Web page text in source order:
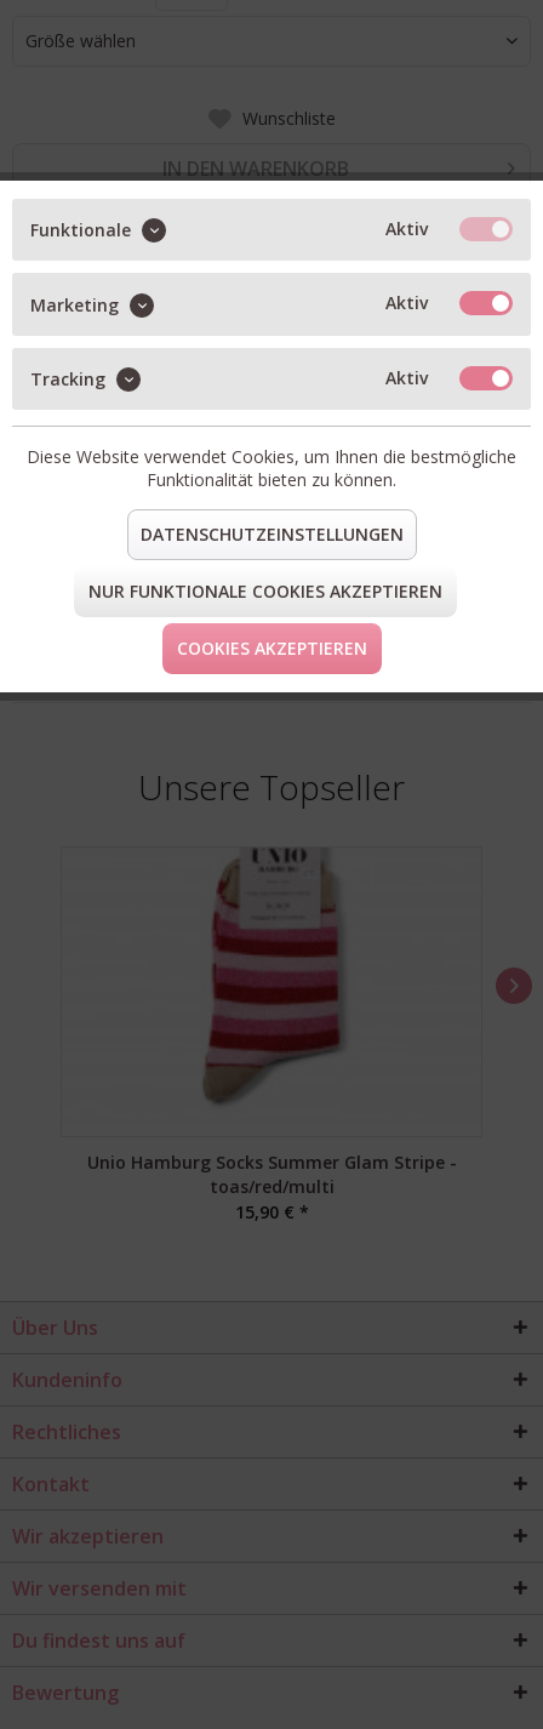
Größe wählen
Wunschliste
IN DEN WARENKORB
BESCHREIBUNG
Sneaker Socks Shorty Glitzi in lavender glitzi
Artikel-Nr.:
SHORTY-GLITZI-07
Material:
77% Baumwolle, 15% Polyamid, 5% Elasthan,
3% Metallicfaser
FORM & GRÖSSE
* Preise inkl. MwSt. zzgl. Versandkosten
** Gilt für Deutschland. Lieferzeiten für andere Länder findest du
Unsere Topseller
Unio Hamburg Socks Summer Glam Stripe -
toas/red/multi
15,90 € *
Über Uns
Kundeninfo
Rechtliches
Kontakt
Wir akzeptieren
Wir versenden mit
Du findest uns auf
Bewertung
Funktionale Aktiv
Marketing Aktiv
Tracking Aktiv
Diese Website verwendet Cookies, um Ihnen die bestmögliche
Funktionalität bieten zu können.
DATENSCHUTZEINSTELLUNGEN
NUR FUNKTIONALE COOKIES AKZEPTIEREN
COOKIES AKZEPTIEREN